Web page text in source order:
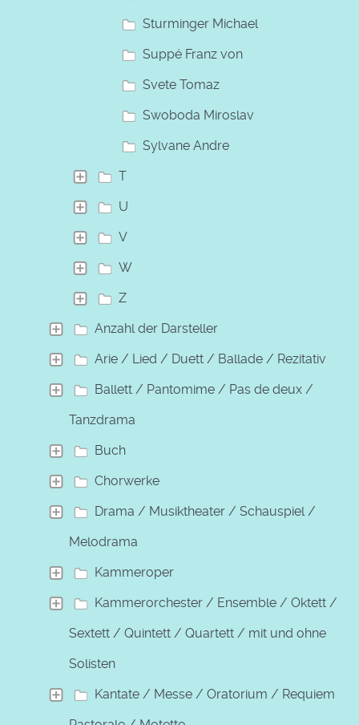
Sturminger Michael
Suppé Franz von
Svete Tomaz
Swoboda Miroslav
Sylvane Andre
T
U
V
W
Z
Anzahl der Darsteller
Arie / Lied / Duett / Ballade / Rezitativ
Ballett / Pantomime / Pas de deux /
Tanzdrama
Buch
Chorwerke
Drama / Musiktheater / Schauspiel /
Melodrama
Kammeroper
Kammerorchester / Ensemble / Oktett /
Sextett / Quintett / Quartett / mit und ohne
Solisten
Kantate / Messe / Oratorium / Requiem /